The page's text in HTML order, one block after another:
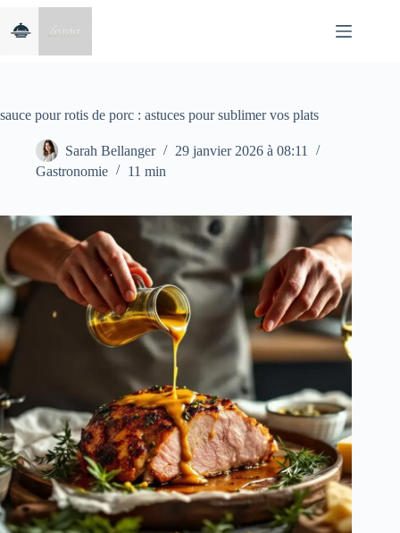
contenu
sauce pour rotis de porc : astuces pour sublimer vos plats
Sarah Bellanger
29 janvier 2026 à 08:11
Gastronomie
11 min